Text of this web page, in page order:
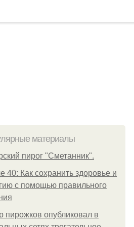
материалы
пирог "Сметанник".
40: Как сохранить здоровье и
с помощью правильного
пирожков опубликовал в